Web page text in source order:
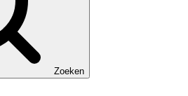
Zoeken